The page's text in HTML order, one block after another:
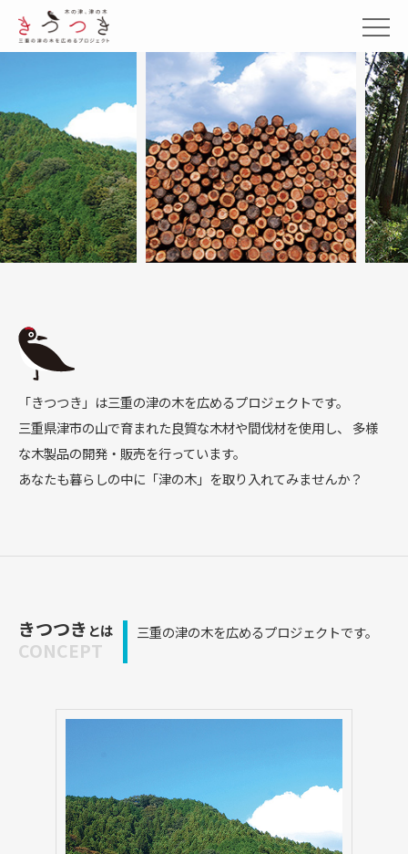
「きつつき」は三重の津の木を広めるプロジェクトです。
三重県津市の山で育まれた良質な木材や間伐材を使用し、
多様
な木製品の開発・販売を行っています。
あなたも暮らしの中に「津の木」を取り入れてみませんか？
きつつき とは
CONCEPT
三重の津の木を広めるプロジェクトです。